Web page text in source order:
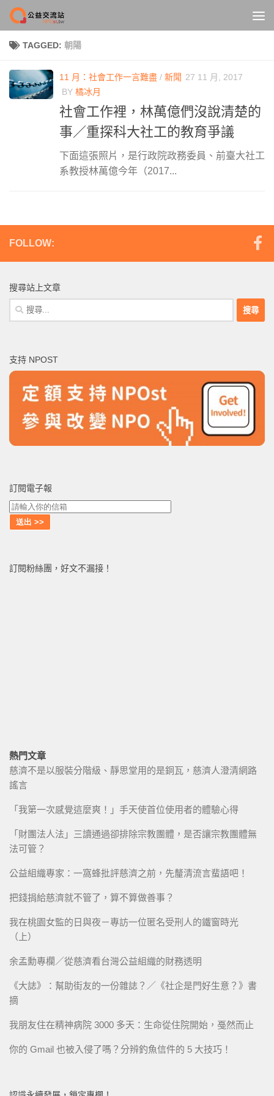
Skip to content
TAGGED: 朝陽
11 月：社會工作一言難盡 / 新聞 27 11 月, 2017
BY 橘冰月
社會工作裡，林萬億們沒說清楚的
事／重探科大社工的教育爭議
下面這張照片，是行政院政務委員、前臺大社工
系教授林萬億今年（2017...
FOLLOW:
搜尋站上文章
搜
尋
字:
支持 NPOST
訂閱電子報
訂閱粉絲團，好文不漏接！
熱門文章
慈濟不是以服裝分階級、靜思堂用的是銅瓦，慈濟人澄清網路
謠言
「我第一次感覺這麼爽！」手天使首位使用者的體驗心得
「財團法人法」三讀通過卻排除宗教團體，是否讓宗教團體無
法可管？
公益組織專家：一窩蜂批評慈濟之前，先釐清流言蜚語吧！
把錢捐給慈濟就不管了，算不算做善事？
我在桃園女監的日與夜－專訪一位匿名受刑人的鐵窗時光
（上）
余孟勳專欄／從慈濟看台灣公益組織的財務透明
《大誌》：幫助街友的一份雜誌？／《社企是門好生意？》書
摘
我朋友住在精神病院 3000 多天：生命從住院開始，戞然而止
你的 Gmail 也被入侵了嗎？分辨釣魚信件的 5 大技巧！